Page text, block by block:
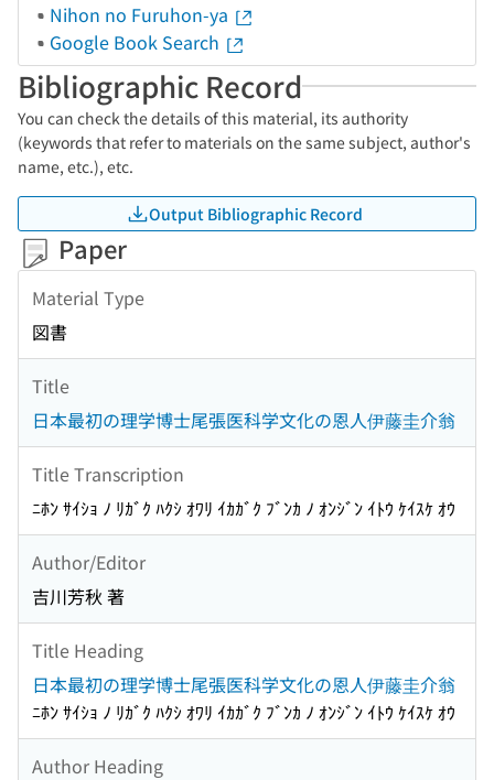
Nihon no Furuhon-ya
Google Book Search
Bibliographic Record
You can check the details of this material, its authority
(keywords that refer to materials on the same subject, author's
name, etc.), etc.
Output Bibliographic Record
Paper
Material Type
図書
Title
日本最初の理学博士尾張医科学文化の恩人伊藤圭介翁
Title Transcription
ﾆﾎﾝ ｻｲｼｮ ﾉ ﾘｶﾞｸ ﾊｸｼ ｵﾜﾘ ｲｶｶﾞｸ ﾌﾞﾝｶ ﾉ ｵﾝｼﾞﾝ ｲﾄｳ ｹｲｽｹ ｵｳ
Author/Editor
吉川芳秋 著
Title Heading
日本最初の理学博士尾張医科学文化の恩人伊藤圭介翁
ﾆﾎﾝ ｻｲｼｮ ﾉ ﾘｶﾞｸ ﾊｸｼ ｵﾜﾘ ｲｶｶﾞｸ ﾌﾞﾝｶ ﾉ ｵﾝｼﾞﾝ ｲﾄｳ ｹｲｽｹ ｵｳ
Author Heading